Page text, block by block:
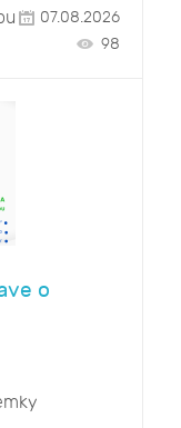
07.08.2026
98
o